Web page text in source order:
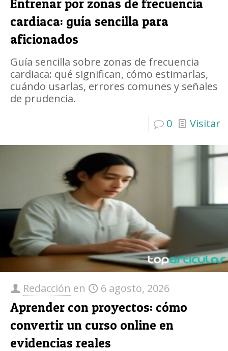
Entrenar por zonas de frecuencia
cardiaca: guía sencilla para
aficionados
Guía sencilla sobre zonas de frecuencia
cardiaca: qué significan, cómo estimarlas,
cuándo usarlas, errores comunes y señales
de prudencia.
0
Visitar
Redacción en 6 agosto, 2026
Aprender con proyectos: cómo
convertir un curso online en
evidencias reales